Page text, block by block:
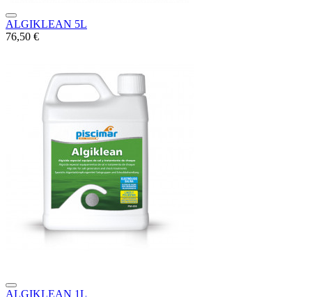
ALGIKLEAN 5L
76,50 €
ALGIKLEAN 1L